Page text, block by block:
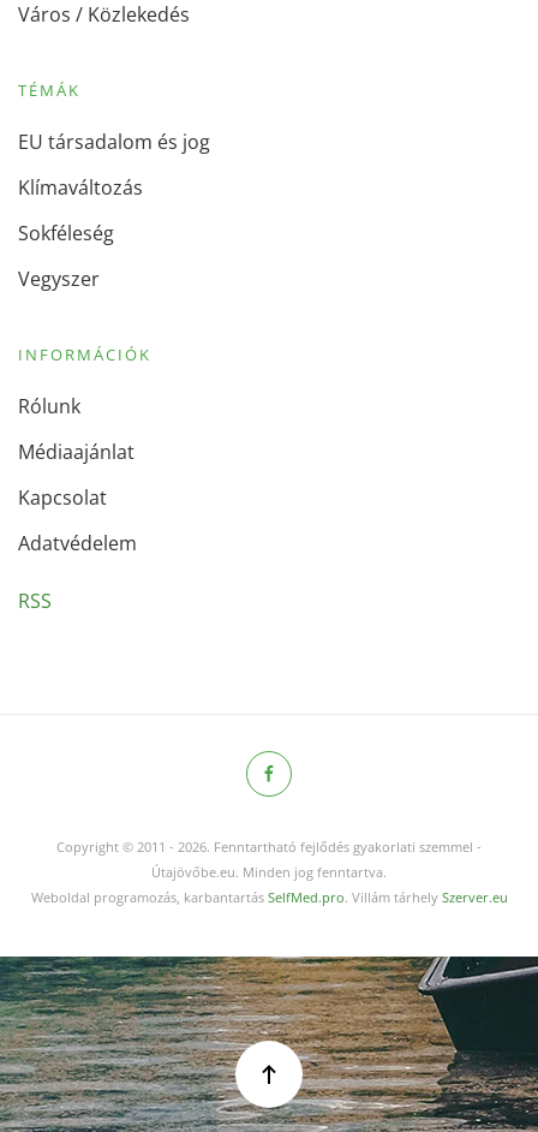
Város / Közlekedés
TÉMÁK
EU társadalom és jog
Klímaváltozás
Sokféleség
Vegyszer
INFORMÁCIÓK
Rólunk
Médiaajánlat
Kapcsolat
Adatvédelem
RSS
Copyright © 2011 - 2026. Fenntartható fejlődés gyakorlati szemmel -
Útajövőbe.eu. Minden jog fenntartva.
Weboldal programozás, karbantartás SelfMed.pro. Villám tárhely Szerver.eu